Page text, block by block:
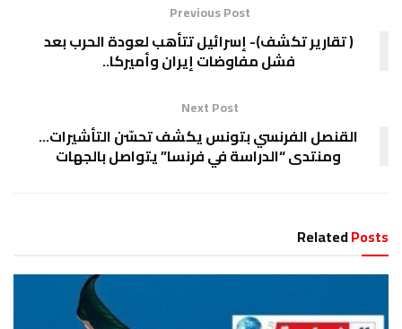
Previous Post
( تقارير تكشف)- إسرائيل تتأهب لعودة الحرب بعد
فشل مفاوضات إيران وأميركا..
Next Post
القنصل الفرنسي بتونس يكشف تحسّن التأشيرات…
ومنتدى “الدراسة في فرنسا” يتواصل بالجهات
RelatedPosts